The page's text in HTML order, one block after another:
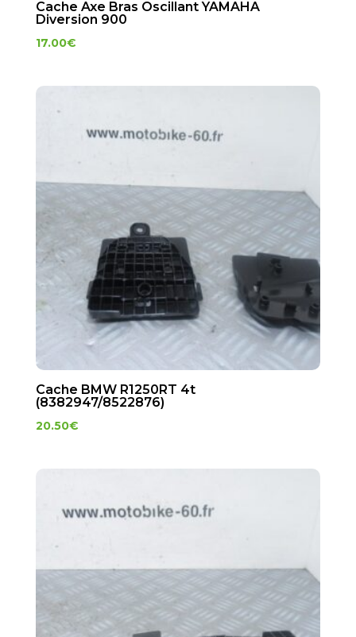
Cache Axe Bras Oscillant YAMAHA
Diversion 900
17.00€
Cache BMW R1250RT 4t
(8382947/8522876)
20.50€